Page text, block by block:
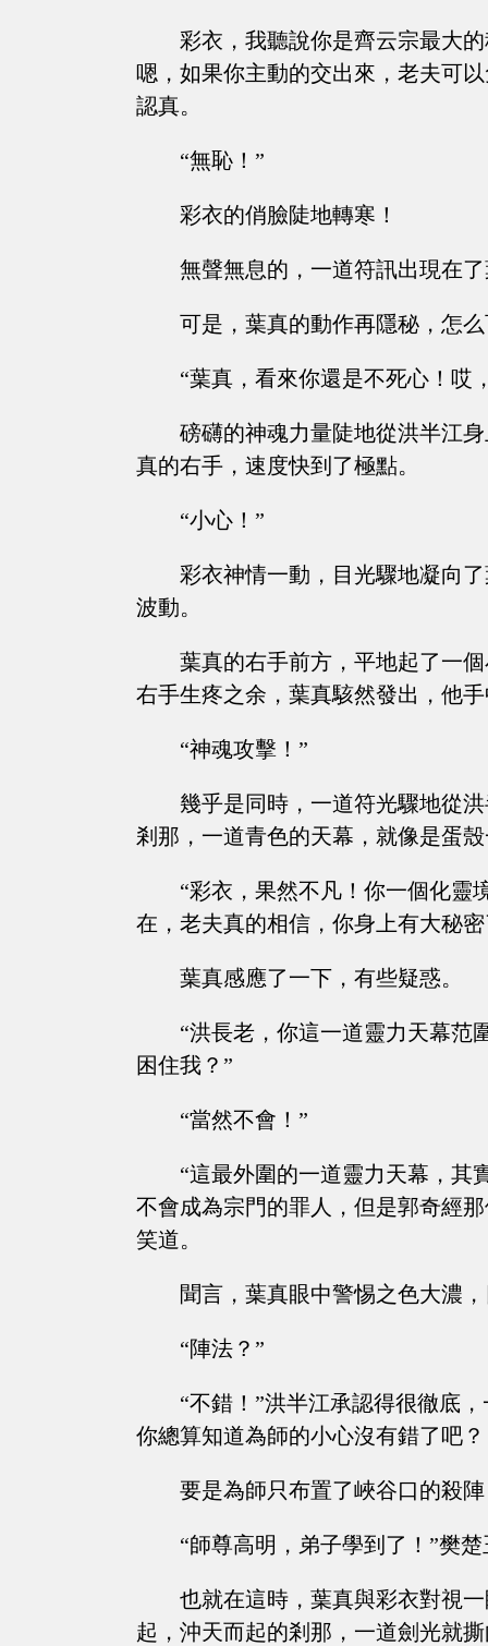
彩衣，我聽說你是齊云宗最大
嗯，如果你主動的交出來，老夫可
認真。
“無恥！”
彩衣的俏臉陡地轉寒！
無聲無息的，一道符訊出現在
可是，葉真的動作再隱秘，怎
“葉真，看來你還是不死心！哎
磅礴的神魂力量陡地從洪半江
真的右手，速度快到了極點。
“小心！”
彩衣神情一動，目光驟地凝向
波動。
葉真的右手前方，平地起了一
右手生疼之余，葉真駭然發出，他
“神魂攻擊！”
幾乎是同時，一道符光驟地從
剎那，一道青色的天幕，就像是蛋
“彩衣，果然不凡！你一個化靈
在，老夫真的相信，你身上有大秘
葉真感應了一下，有些疑惑。
“洪長老，你這一道靈力天幕范
困住我？”
“當然不會！”
“這最外圍的一道靈力天幕，其
不會成為宗門的罪人，但是郭奇經
笑道。
聞言，葉真眼中警惕之色大濃
“陣法？”
“不錯！”洪半江承認得很徹底
你總算知道為師的小心沒有錯了吧？
要是為師只布置了峽谷口的殺
“師尊高明，弟子學到了！”樊
也就在這時，葉真與彩衣對視
起，沖天而起的剎那，一道劍光就